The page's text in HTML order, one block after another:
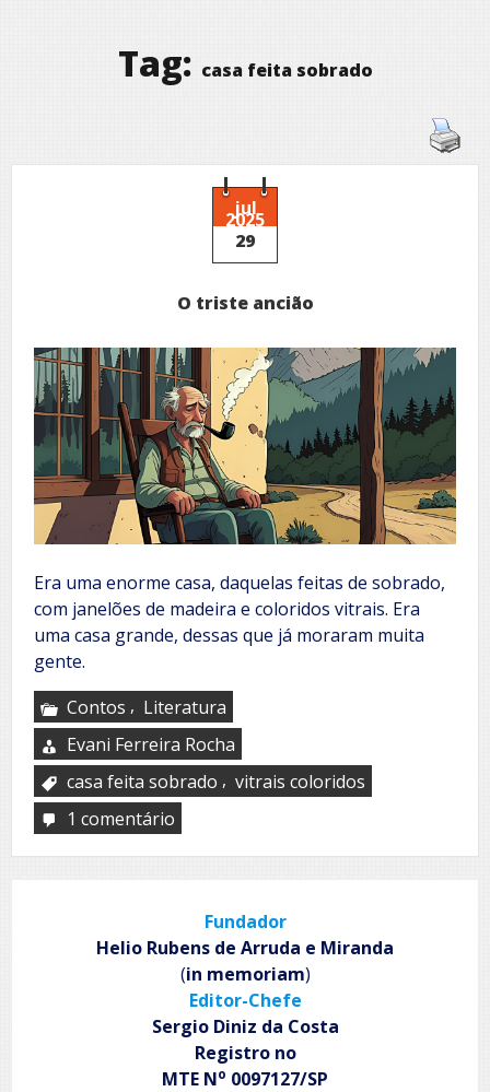
Tag: casa feita sobrado
jul
2025
29
O triste ancião
Era uma enorme casa, daquelas feitas de sobrado,
com janelões de madeira e coloridos vitrais. Era
uma casa grande, dessas que já moraram muita
gente.
Contos , Literatura
Evani Ferreira Rocha
casa feita sobrado , vitrais coloridos
1 comentário
triste
Fundador
Helio Rubens de Arruda e Miranda
(in memoriam)
Editor-Chefe
Sergio Diniz da Costa
Registro no
MTE No 0097127/SP